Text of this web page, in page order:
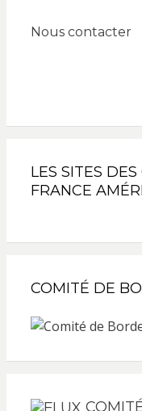
Nous contacter
LES SITES
FRANCE
COMITÉ DE